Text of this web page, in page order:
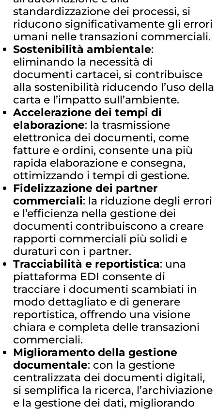
standardizzazione dei processi, si
riducono significativamente gli errori
umani nelle transazioni commerciali.
Sostenibilità ambientale:
eliminando la necessità di
documenti cartacei, si contribuisce
alla sostenibilità riducendo l’uso della
carta e l’impatto sull’ambiente.
Accelerazione dei tempi di
elaborazione: la trasmissione
elettronica dei documenti, come
fatture e ordini, consente una più
rapida elaborazione e consegna,
ottimizzando i tempi di gestione.
Fidelizzazione dei partner
commerciali: la riduzione degli errori
e l’efficienza nella gestione dei
documenti contribuiscono a creare
rapporti commerciali più solidi e
duraturi con i partner.
Tracciabilità e reportistica: una
piattaforma EDI consente di
tracciare i documenti scambiati in
modo dettagliato e di generare
reportistica, offrendo una visione
chiara e completa delle transazioni
commerciali.
Miglioramento della gestione
documentale: con la gestione
centralizzata dei documenti digitali,
si semplifica la ricerca, l’archiviazione
e la gestione dei dati, migliorando